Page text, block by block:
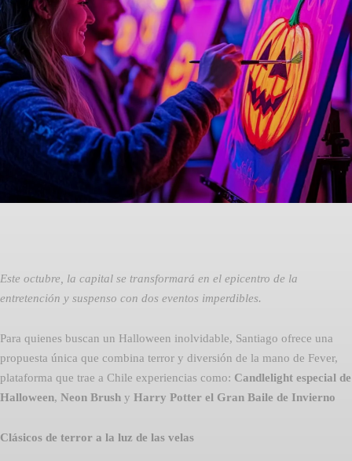
Twitter Pinterest
Este octubre, la capital se transformará en el epicentro de la
entretención y suspenso con dos eventos imperdibles.
Para quienes buscan un Halloween inolvidable, Santiago ofrece una
propuesta única que combina terror y diversión de la mano de Fever,
plataforma que trae a Chile experiencias como: Candlelight especial de
Halloween, Neon Brush y Harry Potter el Gran Baile de Invierno
Clásicos de terror a la luz de las velas